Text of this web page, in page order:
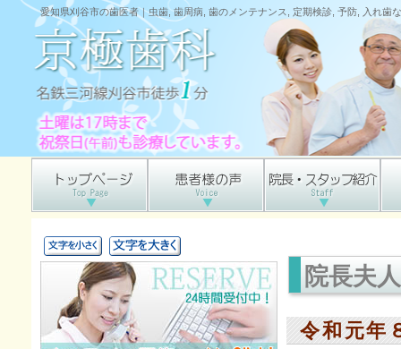
愛知県刈谷市の歯医者｜虫歯, 歯周病, 歯のメンテナンス, 定期検診, 予防, 入れ歯
院長夫
令和元年